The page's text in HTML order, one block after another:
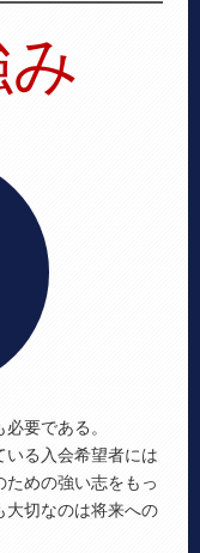
要である。
いる入会希望者には
めの強い志をもっ
大切なのは将来への